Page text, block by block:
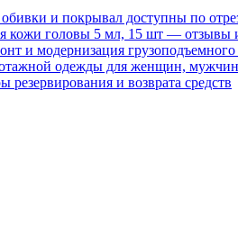
и покрывал доступны по
кожи головы 5 мл, 15 шт — отзывы
и модернизация
одежды для женщин,
резервирования и возврата средств